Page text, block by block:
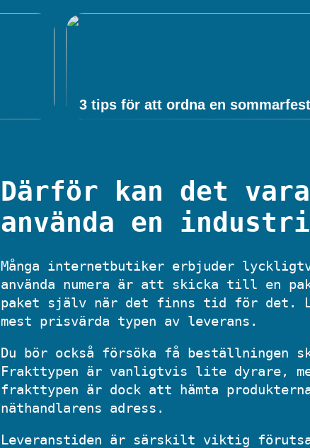
3 tips för att ordna en sommarfest
Därför kan det
använda en
Många internetbutiker erbjuder
använda numera är att skicka till en
paket själv när det finns tid för det.
mest prisvärda typen av leverans.
Du bör också försöka få
Frakttypen är vanligtvis lite dyrare,
frakttypen är dock att hämta
näthandlarens adress.
Leveranstiden är särskilt viktig